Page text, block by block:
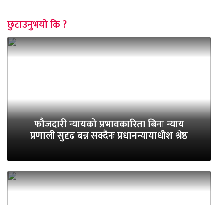
छुटाउनुभयो कि ?
फौजदारी न्यायको प्रभावकारिता बिना न्याय
प्रणाली सुदृढ बन्न सक्दैनः प्रधानन्यायाधीश श्रेष्ठ